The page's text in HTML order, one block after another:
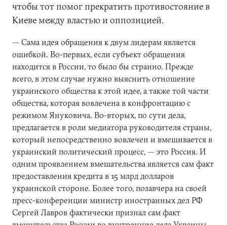
чтобы тот помог прекратить противостояние в
Киеве между властью и оппозицией.
— Сама идея обращения к двум лидерам является
ошибкой. Во-первых, если субъект обращения
находится в России, то было бы странно. Прежде
всего, в этом случае нужно выяснить отношение
украинского общества к этой идее, а также той части
общества, которая вовлечена в конфронтацию с
режимом Януковича. Во-вторых, по сути дела,
предлагается в роли медиатора руководителя страны,
который непосредственно вовлечен и вмешивается в
украинский политический процесс, — это Россия. И
одним проявлением вмешательства является сам факт
предоставления кредита в 15 млрд долларов
украинской стороне. Более того, позавчера на своей
пресс-конференции министр иностранных дел РФ
Сергей Лавров фактически признал сам факт